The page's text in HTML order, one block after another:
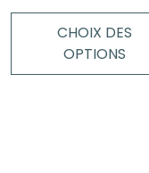
CHOIX DES
OPTIONS